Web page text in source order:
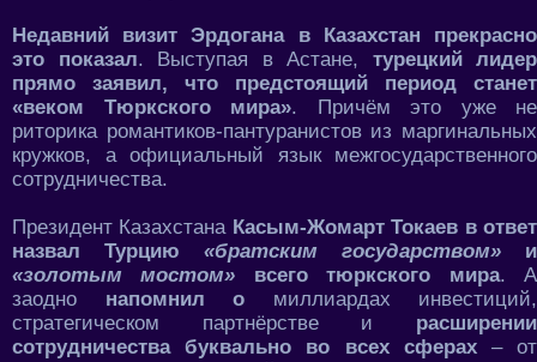
Недавний визит Эрдогана в Казахстан прекрасно
это показал. Выступая в Астане, турецкий лидер
прямо заявил, что предстоящий период станет
«веком Тюркского мира». Причём это уже не
риторика романтиков-пантуранистов из маргинальных
кружков, а официальный язык межгосударственного
сотрудничества.
Президент Казахстана Касым-Жомарт Токаев в ответ
назвал Турцию «братским государством» и
«золотым мостом» всего тюркского мира. А
заодно напомнил о миллиардах инвестиций,
стратегическом партнёрстве и расширении
сотрудничества буквально во всех сферах– от